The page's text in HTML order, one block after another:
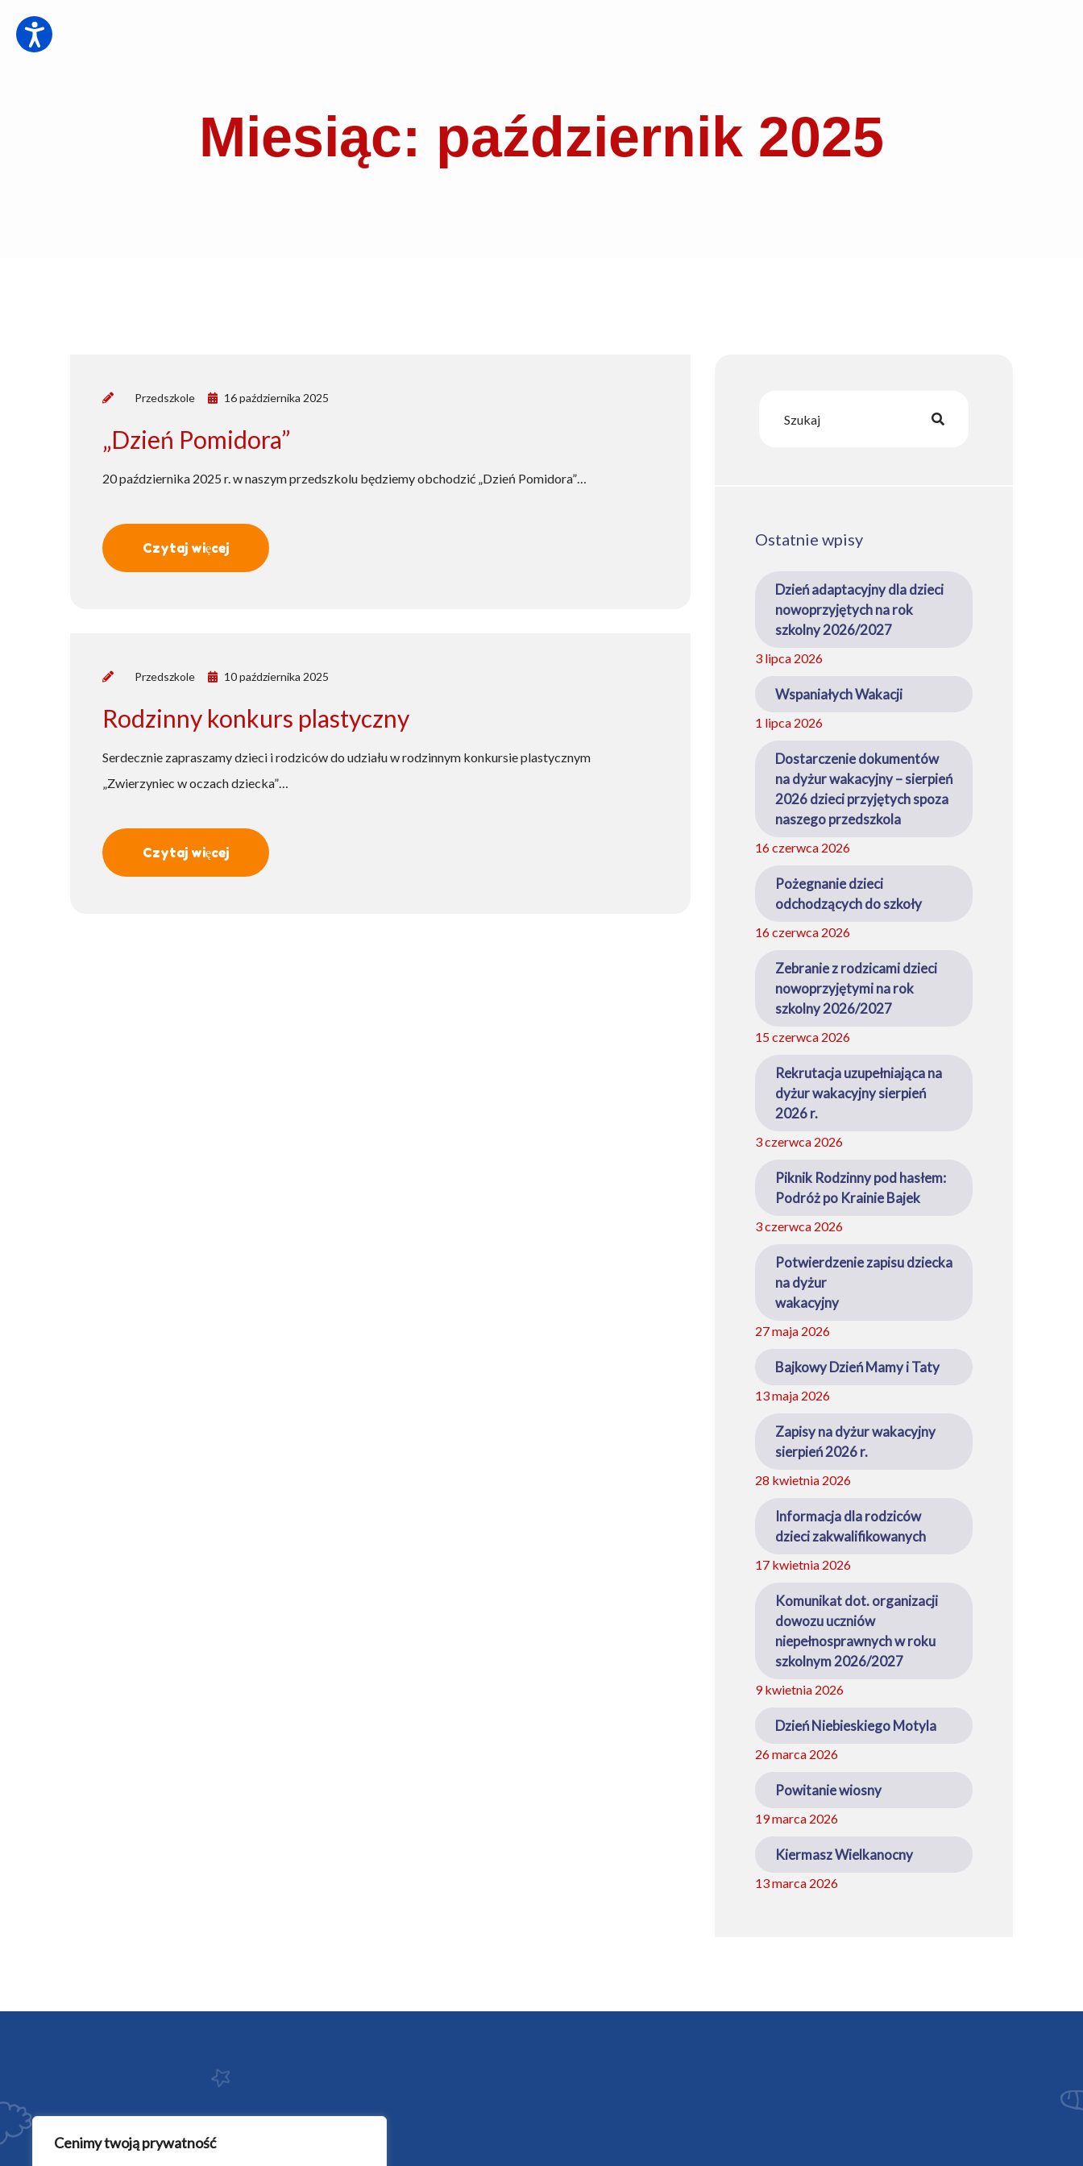
Cenimy twoją prywatność
Miesiąc: październik 2025
Przedszkole 16 października 2025
„Dzień Pomidora”
20 października 2025 r. w naszym przedszkolu będziemy obchodzić „Dzień Pomidora”…
Czytaj więcej
Przedszkole 10 października 2025
Rodzinny konkurs plastyczny
Serdecznie zapraszamy dzieci i rodziców do udziału w rodzinnym konkursie plastycznym
„Zwierzyniec w oczach dziecka”…
Czytaj więcej
Ostatnie wpisy
Dzień adaptacyjny dla dzieci
nowoprzyjętych na rok
szkolny 2026/2027
3 lipca 2026
Wspaniałych Wakacji
1 lipca 2026
Dostarczenie dokumentów
na dyżur wakacyjny – sierpień
2026 dzieci przyjętych spoza
naszego przedszkola
16 czerwca 2026
Pożegnanie dzieci
odchodzących do szkoły
16 czerwca 2026
Zebranie z rodzicami dzieci
nowoprzyjętymi na rok
szkolny 2026/2027
15 czerwca 2026
Rekrutacja uzupełniająca na
dyżur wakacyjny sierpień
2026 r.
3 czerwca 2026
Piknik Rodzinny pod hasłem:
Podróż po Krainie Bajek
3 czerwca 2026
Potwierdzenie zapisu dziecka
na dyżur
wakacyjny
27 maja 2026
Bajkowy Dzień Mamy i Taty
13 maja 2026
Zapisy na dyżur wakacyjny
sierpień 2026 r.
28 kwietnia 2026
Informacja dla rodziców
dzieci zakwalifikowanych
17 kwietnia 2026
Komunikat dot. organizacji
dowozu uczniów
niepełnosprawnych w roku
szkolnym 2026/2027
9 kwietnia 2026
Dzień Niebieskiego Motyla
26 marca 2026
Powitanie wiosny
19 marca 2026
Kiermasz Wielkanocny
13 marca 2026